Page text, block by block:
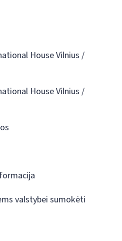
House Vilnius /
House Vilnius /
valstybei sumokėti